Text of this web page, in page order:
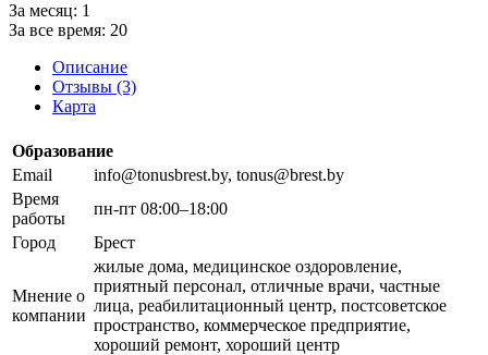
За месяц: 1
За все время: 20
Описание
Отзывы (3)
Карта
Образование
Email
info@tonusbrest.by, tonus@brest.by
Время
работы
пн-пт 08:00–18:00
Город
Брест
Мнение о
компании
жилые дома, медицинское оздоровление,
приятный персонал, отличные врачи, частные
лица, реабилитационный центр, постсоветское
пространство, коммерческое предприятие,
хороший ремонт, хороший центр